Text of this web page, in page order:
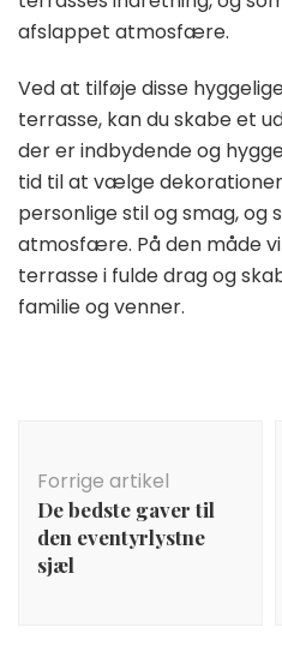
afslappet atmosfære.
Ved at tilføje disse
terrasse, kan du skabe et
der er indbydende og
tid til at vælge
personlige stil og smag, og
atmosfære. På den måde
terrasse i fulde drag og
familie og venner.
Forrige artikel
De bedste gaver til
den eventyrlystne
sjæl